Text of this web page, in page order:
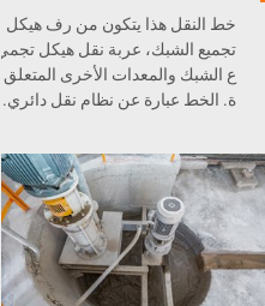
خط النقل هذا يتكون من رف هيكل
تجميع الشبك، عربة نقل هيكل تجمي
ع الشبك والمعدات الأخرى المتعلق
ة. الخط عبارة عن نظام نقل دائري.